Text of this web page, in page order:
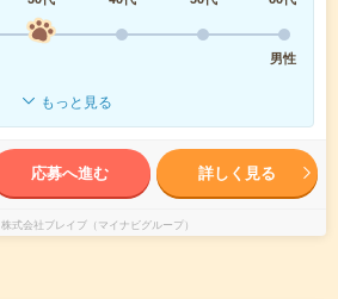
男性
もっと見る
応募へ進む 詳しく見る
株式会社ブレイブ（マイナビグループ）